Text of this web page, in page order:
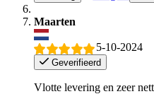
Maarten
5-10-2024
Geverifieerd
Vlotte levering en zeer